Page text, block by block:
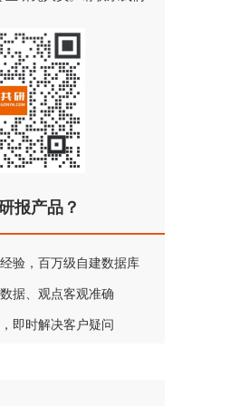
报产品？
验，百万级自建数据库
据、观点客观准确
即时解决客户疑问